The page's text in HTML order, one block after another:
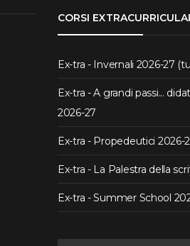
CORSI
Ex-tra - Invernali 2026-27
Ex-tra - A grandi passi...
2026-27
Ex-tra - Propedeutici 2026-
Ex-tra - La Palestra della
Ex-tra - Summer School